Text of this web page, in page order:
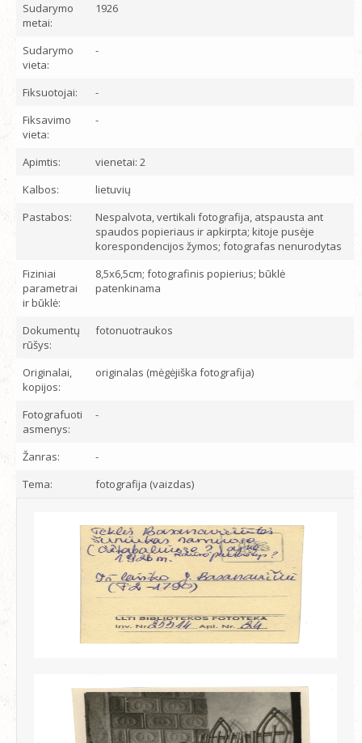
Sudarymo
metai:
1926
Sudarymo
vieta:
-
Fiksuotojai:
-
Fiksavimo
vieta:
-
Apimtis:
vienetai: 2
Kalbos:
lietuvių
Pastabos:
Nespalvota, vertikali fotografija, atspausta ant
spaudos popieriaus ir apkirpta; kitoje pusėje
korespondencijos žymos; fotografas nenurodytas
Fiziniai
parametrai
ir būklė:
8,5x6,5cm; fotografinis popierius; būklė
patenkinama
Dokumentų
rūšys:
fotonuotraukos
Originalai,
kopijos:
originalas (mėgėjiška fotografija)
Fotografuoti
asmenys:
-
Žanras:
-
Tema:
fotografija (vaizdas)